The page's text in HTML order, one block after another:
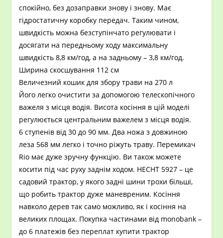
спокійно, без дозаправки знову і знову. Має
гідростатичну коробку передач. Таким чином,
швидкість можна безступінчато регулювати і
досягати на передньому ходу максимальну
швидкість 8,8 км/год, а на задньому – 3,8 км/год.
Ширина скосшування 112 см
Величезний кошик для збору трави на 270 л
Його легко очистити за допомогою телескопічного
важеля з місця водія. Висота косіння в цій моделі
регулюється центральним важелем з місця водія.
6 ступенів від 30 до 90 мм. Два ножа з довжиною
леза 568 мм легко і точно ріжуть траву. Перемикач
Rio має дуже зручну функцію. Ви також можете
косити під час руху заднім ходом. HECHT 5927 – це
садовий трактор, у якого задні шини трохи більші,
що робить трактор дуже маневреним. Косіння
навколо дерев так само можливо, як і косіння на
великих площах. Покупка частинами від monobank –
до 6 платежів без переплат купити трактор